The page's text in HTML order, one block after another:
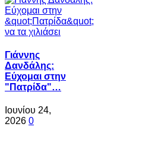
Γιάννης
Δανδάλης:
Εύχομαι στην
"Πατρίδα"…
Ιουνίου 24,
2026 0